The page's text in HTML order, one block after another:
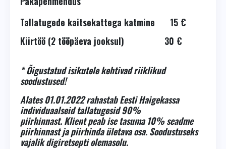
Tallatugede kaitsekattega katmine 15 €
Kiirtöö (2 tööpäeva jooksul) 30 €
* Õigustatud isikutele kehtivad riiklikud
soodustused!
Alates 01.01.2022 rahastab Eesti Haigekassa
individuaalseid tallatugesid 90%
piirhinnast. Klient peab ise tasuma 10% seadme
piirhinnast ja piirhinda ületava osa. Soodustuseks
vajalik digiretsepti olemasolu.